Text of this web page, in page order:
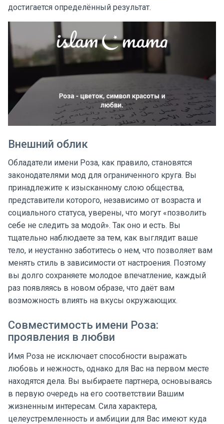
достигается определённый результат.
Внешний облик
Обладатели имени Роза, как правило, становятся
законодателями мод для ограниченного круга. Вы
принадлежите к изысканному слою общества,
представители которого, независимо от возраста и
социального статуса, уверены, что могут «позволить
себе не следить за модой». Так оно и есть. Вы
тщательно наблюдаете за тем, как выглядит ваше
тело, и неустанно заботитесь о нем, что позволяет вам
менять стиль в зависимости от настроения. Поэтому
вы долго сохраняете молодое впечатление, каждый
раз появляясь в новом образе, что даёт вам
возможность влиять на вкусы окружающих.
Совместимость имени Роза:
проявления в любви
Имя Роза не исключает способности выражать
любовь и нежность, однако для Вас на первом месте
находятся дела. Вы выбираете партнера, основываясь
в первую очередь на его соответствии Вашим
жизненным интересам. Сила характера,
целеустремленность и амбиции для Вас имеют куда